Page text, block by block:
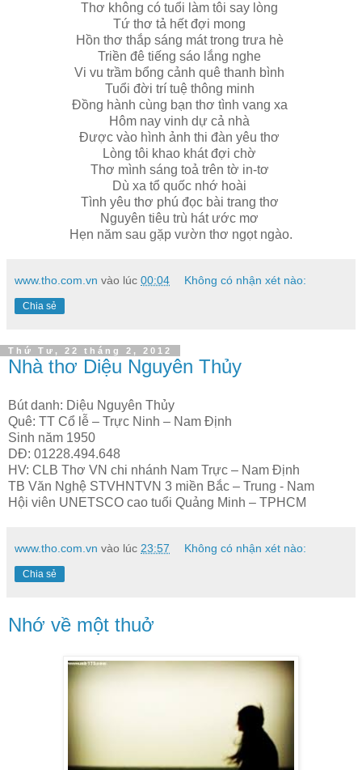
Thơ không có tuổi làm tôi say lòng
Tứ thơ tả hết đợi mong
Hồn thơ thắp sáng mát trong trưa hè
Triền đê tiếng sáo lắng nghe
Vi vu trầm bổng cảnh quê thanh bình
Tuổi đời trí tuệ thông minh
Đồng hành cùng bạn thơ tình vang xa
Hôm nay vinh dự cả nhà
Được vào hình ảnh thi đàn yêu thơ
Lòng tôi khao khát đợi chờ
Thơ mình sáng toả trên tờ in-tơ
Dù xa tổ quốc nhớ hoài
Tình yêu thơ phú đọc bài trang thơ
Nguyên tiêu trù hát ước mơ
Hẹn năm sau gặp vườn thơ ngọt ngào.
www.tho.com.vn vào lúc 00:04 Không có nhận xét nào:
Chia sẻ
Thứ Tư, 22 tháng 2, 2012
Nhà thơ Diệu Nguyên Thủy
Bút danh: Diệu Nguyên Thủy
Quê: TT Cổ lễ – Trực Ninh – Nam Định
Sinh năm 1950
DĐ: 01228.494.648
HV: CLB Thơ VN chi nhánh Nam Trực – Nam Định
TB Văn Nghệ STVHNTVN 3 miền Bắc – Trung - Nam
Hội viên UNETSCO cao tuổi Quảng Minh – TPHCM
www.tho.com.vn vào lúc 23:57 Không có nhận xét nào:
Chia sẻ
Nhớ về một thuở